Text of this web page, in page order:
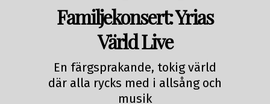
Familjekonsert: Yrias
Värld Live
En färgsprakande, tokig värld
där alla rycks med i allsång och
musik